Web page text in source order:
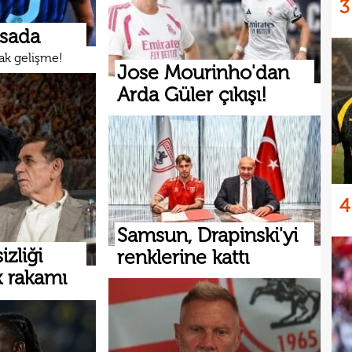
gelişme!
Jose Mourinho'dan
Arda Güler çıkışı!
Samsun, Drapinski'yi
renklerine kattı
hiç
3
4